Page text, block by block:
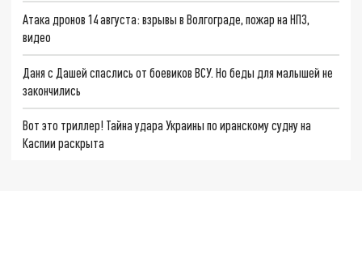
Атака дронов 14 августа: взрывы в Волгограде, пожар на НПЗ,
видео
Даня с Дашей спаслись от боевиков ВСУ. Но беды для малышей не
закончились
Вот это триллер! Тайна удара Украины по иранскому судну на
Каспии раскрыта